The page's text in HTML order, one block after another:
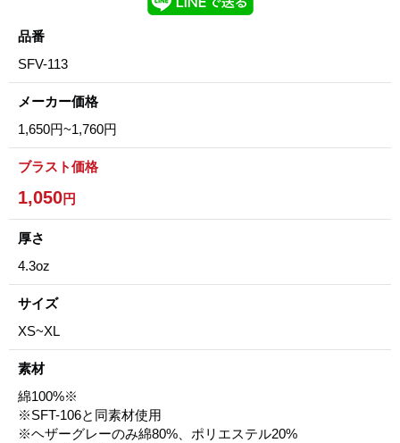
品番
SFV-113
メーカー価格
1,650円~1,760円
ブラスト価格
1,050円
厚さ
4.3oz
サイズ
XS~XL
素材
綿100%※
※SFT-106と同素材使用
※ヘザーグレーのみ綿80%、ポリエステル20%